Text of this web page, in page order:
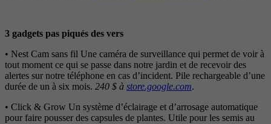
3 gadgets pas piqués des vers
• Nest Cam sans fil Une caméra de surveillance qui permet de voir à
tout moment ce qui se passe dans notre jardin et de recevoir des
alertes sur notre téléphone en cas d’incident. Pile rechargeable d’une
durée de un à six mois. 240 $ à store.google.com.
• Click & Grow Un système d’éclairage et d’arrosage automatique
pour faire pousser des capsules de plantes. Utile pour les semis au